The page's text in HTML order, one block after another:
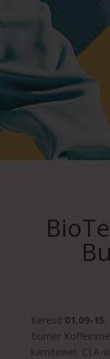
Keresd 01.09-15.
Burner
karnitinnel, CLA-